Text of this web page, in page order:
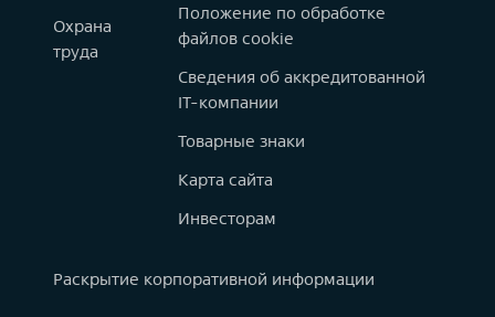
Охрана
труда
Положение по обработке
файлов cookie
Сведения об аккредитованной
IT-компании
Товарные знаки
Карта сайта
Инвесторам
Раскрытие корпоративной информации